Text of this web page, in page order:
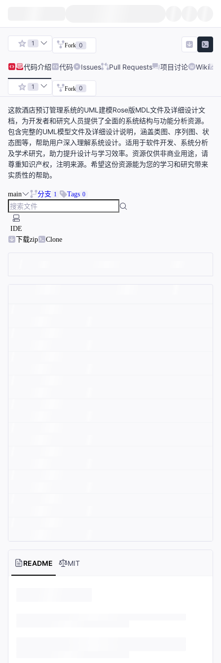
1 Fork 0
代码介绍 代码 Issues Pull Requests 项目讨论 Wiki
1 Fork 0
这款酒店预订管理系统的UML建模Rose版MDL文件及详细设计文
档，为开发者和研究人员提供了全面的系统结构与功能分析资源。
包含完整的UML模型文件及详细设计说明，涵盖类图、序列图、状
态图等，帮助用户深入理解系统设计。适用于软件开发、系统分析
及学术研究，助力提升设计与学习效率。资源仅供非商业用途，请
尊重知识产权，注明来源。希望这份资源能为您的学习和研究带来
实质性的帮助。
main 分支 1 Tags 0
IDE
下载zip
Clone
README MIT